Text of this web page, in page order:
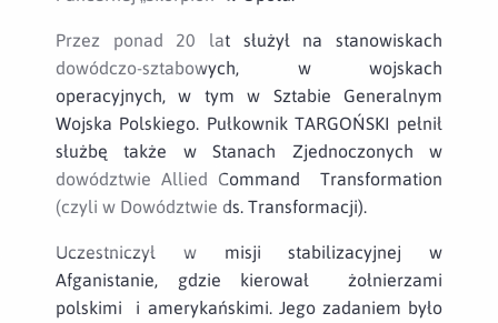
Przez ponad 20 lat służył na stanowiskach
dowódczo-sztabowych, w wojskach
operacyjnych, w tym w Sztabie Generalnym
Wojska Polskiego. Pułkownik TARGOŃSKI pełnił
służbę także w Stanach Zjednoczonych w
dowództwie Allied Command Transformation
(czyli w Dowództwie ds. Transformacji).
Uczestniczył w misji stabilizacyjnej w
Afganistanie, gdzie kierował żołnierzami
polskimi i amerykańskimi. Jego zadaniem było